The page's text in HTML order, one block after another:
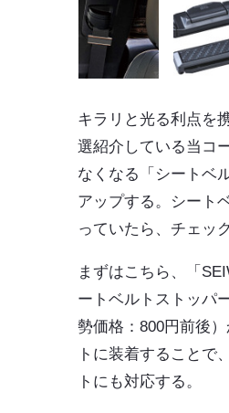
キラリと光る利点を
選紹介している当コ
なくなる「 シートベ
アップする。シート
っていたら、チェッ
まずはこちら、「
ートベルトストッパ
勢価格：800円前後
トに装着することで
トにも対応する。